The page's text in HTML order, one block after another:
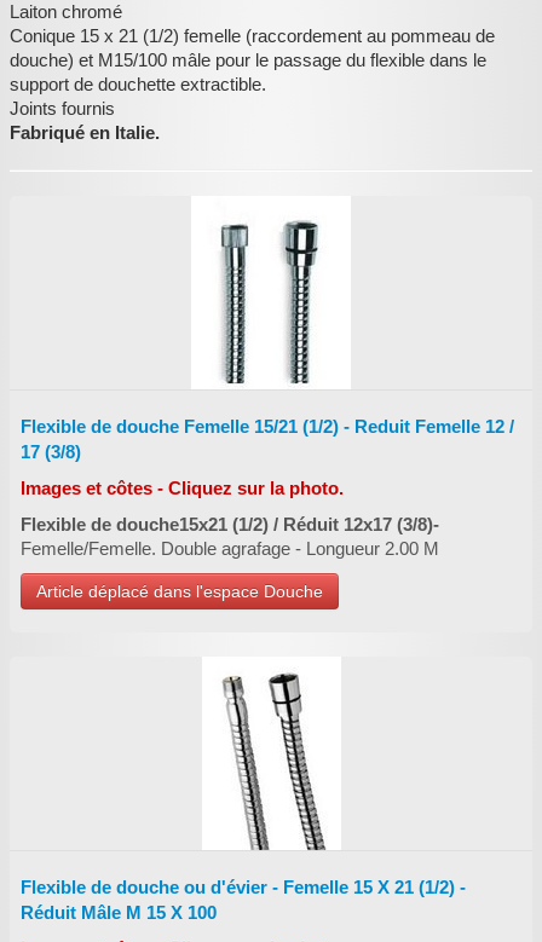
Laiton chromé
Conique 15 x 21 (1/2) femelle (raccordement au pommeau de
douche) et M15/100 mâle pour le passage du flexible dans le
support de douchette extractible.
Joints fournis
Fabriqué en Italie.
Flexible de douche Femelle 15/21 (1/2) - Reduit Femelle 12 /
17​ (3/8)
Images et côtes - Cliquez sur la photo.
Flexible de douche15x21 (1/2) / Réduit 12x17 (3/8)-
Femelle/Femelle. Double agrafage - Longueur 2.00 M
Article déplacé dans l'espace Douche
​Flexible de douche ou d'évier - Femelle 15 X 21 (1/2) -
Réduit Mâle M 15 X 100